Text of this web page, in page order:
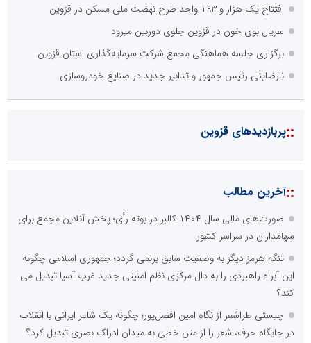
افتتاح یک هزار و ۱۹۳ واحد طرح نهضت ملی مسکن در قزوین
سریال بوی خون در قزوین جلوی دوربین میرود
برگزاری جلسه هماهنگی مجمع شرکت سرمایه‌گذاری استان قزوین
نارضایتی رئیس جمهور و تدابیر جدید در صنایع خودروسازی
::پربازدیدهای قزوین
::آخرین مطالب
صورت‌های مالی سال ۱۴۰۴ کالبر در بوته رأی؛ پخش آنلاین مجمع برای
سهامداران در سراسر کشور
تنگه هرمز دیگر به وضعیت سابق برنمی گردد؛ جمهوری اسلامی چگونه
این آبراه راهبردی را به دال مرکزی نظم امنیتی جدید غرب آسیا تبدیل می
کند؟
چیستی طراشعر از نگاه امین افضل‌پور؛ چگونه یک شاعر ایرانی با انقلاب
در جایگاه حرف، شعر را از متن خطی به میدان ادراک بصری تبدیل کرد؟